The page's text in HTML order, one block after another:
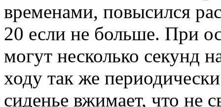
временами, повысился
20 если не больше. При
могут несколько секунд
ходу так же
сиденье вжимает, что не